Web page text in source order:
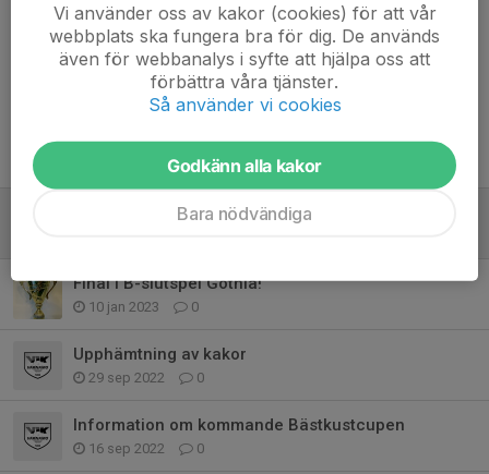
Kommentarer
Tidigare nyheter
VIK DJ17 Säsong 24/25
Final i B-slutspel Gothia!
10 jan 2023 0
Upphämtning av kakor
29 sep 2022 0
Information om kommande Bästkustcupen
16 sep 2022 0
Vi använder oss av kakor (cookies) för att vår
webbplats ska fungera bra för dig. De används
även för webbanalys i syfte att hjälpa oss att
förbättra våra tjänster.
Så använder vi cookies
Godkänn alla kakor
Bara nödvändiga